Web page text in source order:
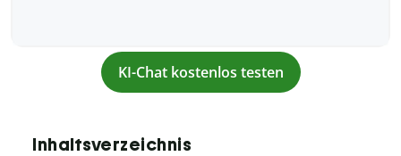
KI-Chat kostenlos testen
Inhaltsverzeichnis